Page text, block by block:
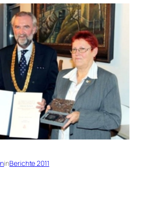
inBerichte 2011